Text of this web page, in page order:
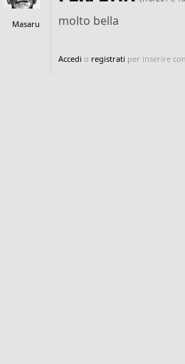
Masaru molto bella
Accedi o registrati per inserire